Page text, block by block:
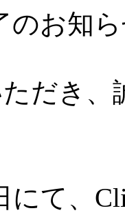
のお知
だき
にて、